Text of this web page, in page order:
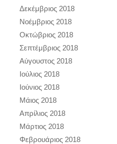
Δεκέμβριος 2018
Νοέμβριος 2018
Οκτώβριος 2018
Σεπτέμβριος 2018
Αύγουστος 2018
Ιούλιος 2018
Ιούνιος 2018
Μάιος 2018
Απρίλιος 2018
Μάρτιος 2018
Φεβρουάριος 2018